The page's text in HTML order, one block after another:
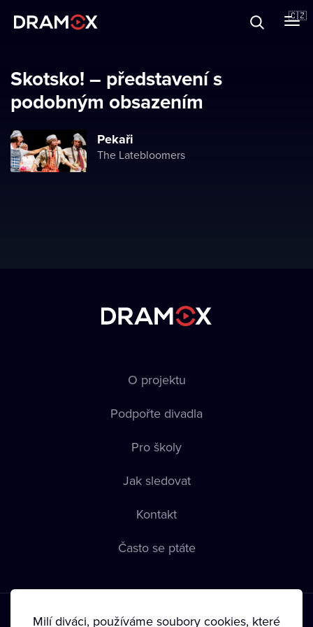
🇨🇿
Registrujte se
Skotsko! – představení s
podobným obsazením
Pekaři
The Latebloomers
O projektu
Podpořte divadla
Pro školy
Jak sledovat
Kontakt
Často se ptáte
Milí diváci, používáme soubory cookies, které